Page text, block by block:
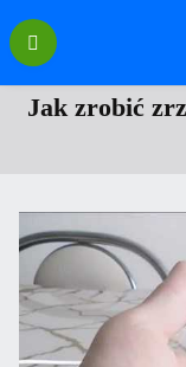
Перейти
содержанию
Jak zrobić